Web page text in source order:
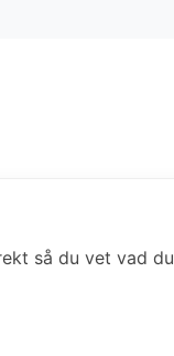
så du vet vad du